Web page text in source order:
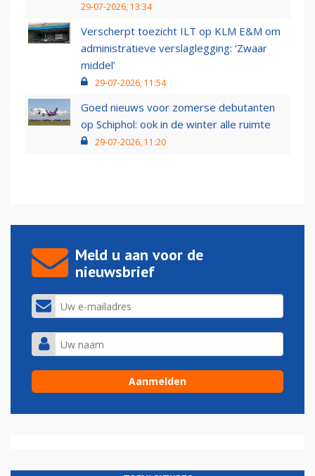
29-07-2026, 13:34
Verscherpt toezicht ILT op KLM E&M om
administratieve verslaglegging: ‘Zwaar
middel’
29-07-2026, 11:54
Goed nieuws voor zomerse debutanten
op Schiphol: ook in de winter alle ruimte
29-07-2026, 11:20
Meld u aan voor de
nieuwsbrief